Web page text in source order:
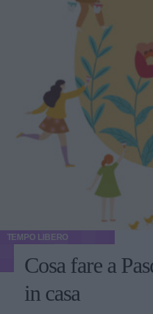
TEMPO LIBERO
Cosa fare a
in casa